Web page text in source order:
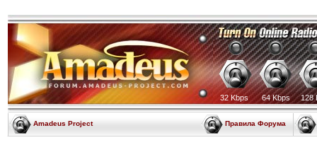
32 Kbps 64 Kbps 128
Amadeus Project Правила Форума